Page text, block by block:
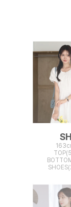
SH